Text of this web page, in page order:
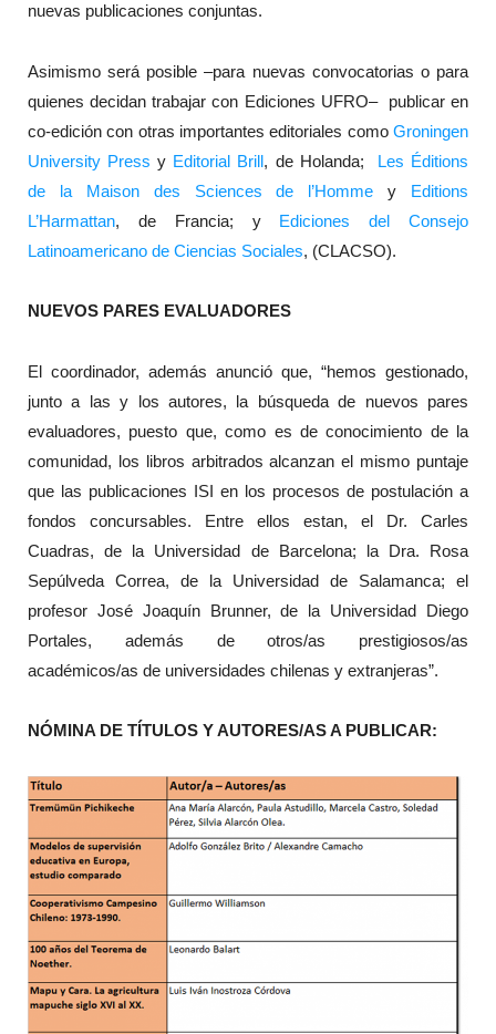
nuevas publicaciones conjuntas.
Asimismo será posible –para nuevas convocatorias o para
quienes decidan trabajar con Ediciones UFRO– publicar en
co-edición con otras importantes editoriales comoGroningen
University Press y Editorial Brill, de Holanda; Les Éditions
de la Maison des Sciences de l’Homme y Editions
L’Harmattan, de Francia; y Ediciones del Consejo
Latinoamericano de Ciencias Sociales, (CLACSO).
NUEVOS PARES EVALUADORES
El coordinador, además anunció que, “hemos gestionado,
junto a las y los autores, la búsqueda de nuevos pares
evaluadores, puesto que, como es de conocimiento de la
comunidad, los libros arbitrados alcanzan el mismo puntaje
que las publicaciones ISI en los procesos de postulación a
fondos concursables. Entre ellos estan, el Dr. Carles
Cuadras, de la Universidad de Barcelona; la Dra. Rosa
Sepúlveda Correa, de la Universidad de Salamanca; el
profesor José Joaquín Brunner, de la Universidad Diego
Portales, además de otros/as prestigiosos/as
académicos/as de universidades chilenas y extranjeras”.
NÓMINA DE TÍTULOS Y AUTORES/AS A PUBLICAR: